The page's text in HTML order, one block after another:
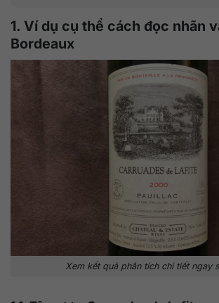
1. Ví dụ cụ thể cách đọc nhãn
Bordeaux
Xem kết quả phân tích chi tiết ngay